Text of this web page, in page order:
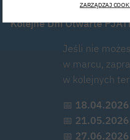
Kolejne Dni Otwarte
Jeśli nie
w marcu,
w kolejnych
📅 18.04.2026
📅 21.05.2026
📅 27.06.2026
ZARZĄDZAJ